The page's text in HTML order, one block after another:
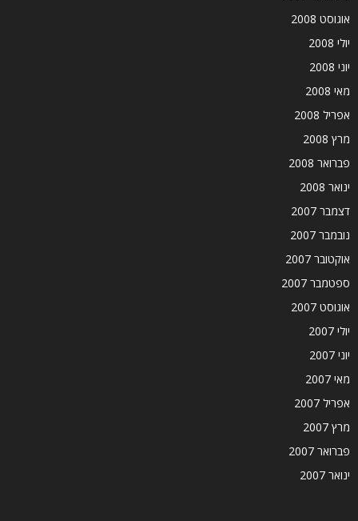
אוגוסט 2008
יולי 2008
יוני 2008
מאי 2008
אפריל 2008
מרץ 2008
פברואר 2008
ינואר 2008
דצמבר 2007
נובמבר 2007
אוקטובר 2007
ספטמבר 2007
אוגוסט 2007
יולי 2007
יוני 2007
מאי 2007
אפריל 2007
מרץ 2007
פברואר 2007
ינואר 2007